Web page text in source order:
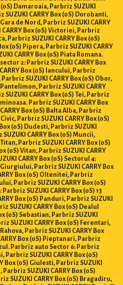
Damaroaia, Parbriz SUZUKI
SUZUKI CARRY Box (0S) Dorobanti,
de Nord, Parbriz SUZUKI CARRY
Box (0S) Victoriei, Parbriz
Parbriz SUZUKI CARRY Box (0S)
(0S) Pipera, Parbriz SUZUKI CARRY
CARRY Box (0S) Piata Romana.
2: Parbriz SUZUKI CARRY Box
Box (0S) Iancului, Parbriz
SUZUKI CARRY Box (0S) Obor,
Parbriz SUZUKI CARRY
CARRY Box (0S) Tei, Parbriz
Parbriz SUZUKI CARRY Box
Box (0S) Balta Alba, Parbriz
Parbriz SUZUKI CARRY Box (0S)
(0S) Dudesti, Parbriz SUZUKI
CARRY Box (0S) Muncii,
Parbriz SUZUKI CARRY Box (0S)
(0S) Vitan, Parbriz SUZUKI CARRY
CARRY Box (0S) Sectorul 4:
Parbriz SUZUKI CARRY Box
Box (0S) Oltenitei, Parbriz
Parbriz SUZUKI CARRY Box (0S)
SUZUKI CARRY Box (0S) 13
Box (0S) Panduri, Parbriz SUZUKI
SUZUKI CARRY Box (0S) Dealul
(0S) Sebastian, Parbriz SUZUKI
SUZUKI CARRY Box (0S) Ferentari,
Parbriz SUZUKI CARRY Box
Box (0S) Pieptanari, Parbriz
Parbriz auto Sector 6: Parbriz
Parbriz SUZUKI CARRY Box (0S)
Box (0S) Giulesti, Parbriz SUZUKI
SUZUKI CARRY Box (0S)
SUZUKI CARRY Box (0S) Bragadiru,